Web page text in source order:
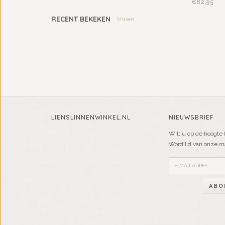
RECENT BEKEKEN Wissen
€82,95
LIENSLINNENWINKEL.NL NIEUWSBRIEF
Wilt u op de hoogte
Word lid van onze